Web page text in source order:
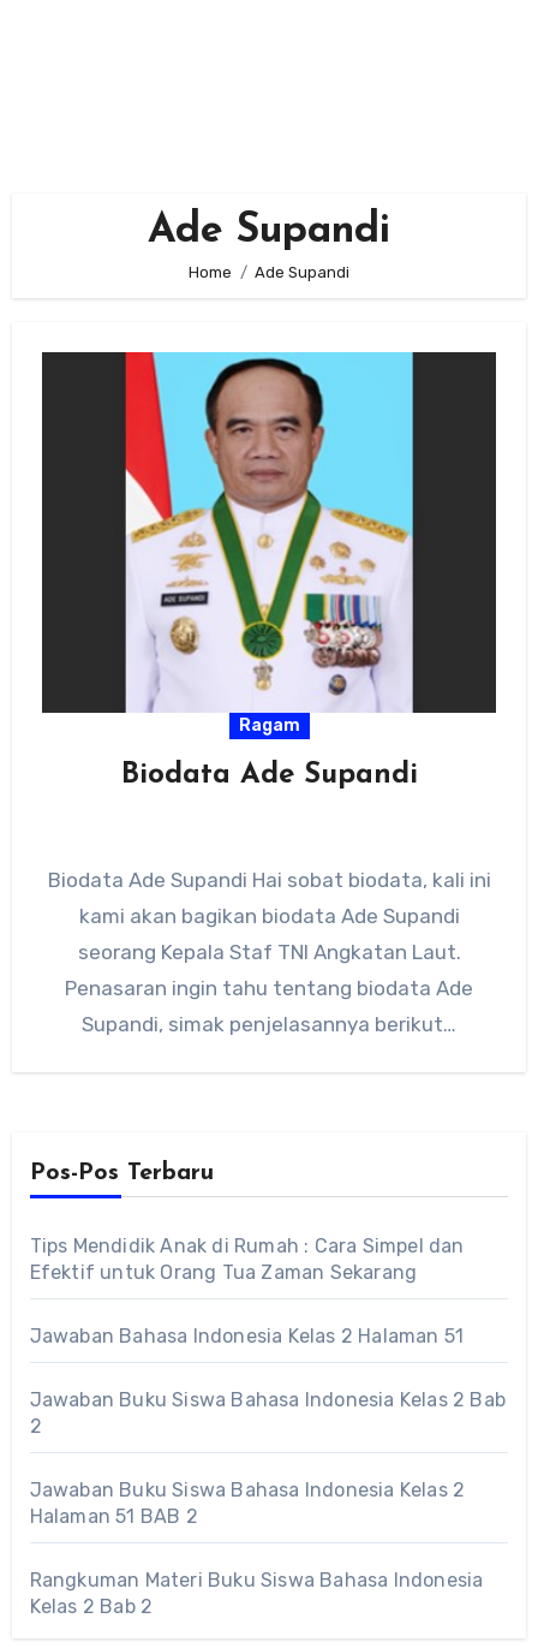
Ade Supandi
Home Ade Supandi
Ragam
Biodata Ade Supandi
Biodata Ade Supandi Hai sobat biodata, kali ini
kami akan bagikan biodata Ade Supandi
seorang Kepala Staf TNI Angkatan Laut.
Penasaran ingin tahu tentang biodata Ade
Supandi, simak penjelasannya berikut…
Pos-Pos Terbaru
Tips Mendidik Anak di Rumah : Cara Simpel dan
Efektif untuk Orang Tua Zaman Sekarang
Jawaban Bahasa Indonesia Kelas 2 Halaman 51
Jawaban Buku Siswa Bahasa Indonesia Kelas 2 Bab
2
Jawaban Buku Siswa Bahasa Indonesia Kelas 2
Halaman 51 BAB 2
Rangkuman Materi Buku Siswa Bahasa Indonesia
Kelas 2 Bab 2